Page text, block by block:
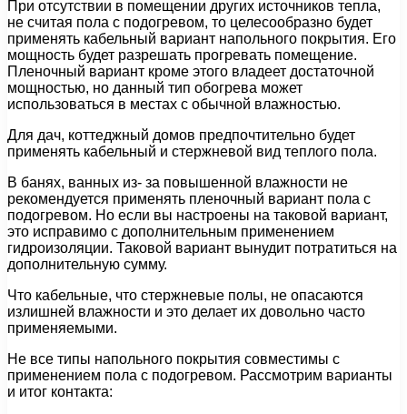
При отсутствии в помещении других источников тепла,
не считая пола с подогревом, то целесообразно будет
применять кабельный вариант напольного покрытия. Его
мощность будет разрешать прогревать помещение.
Пленочный вариант кроме этого владеет достаточной
мощностью, но данный тип обогрева может
использоваться в местах с обычной влажностью.
Для дач, коттеджный домов предпочтительно будет
применять кабельный и стержневой вид теплого пола.
В банях, ванных из- за повышенной влажности не
рекомендуется применять пленочный вариант пола с
подогревом. Но если вы настроены на таковой вариант,
это исправимо с дополнительным применением
гидроизоляции. Таковой вариант вынудит потратиться на
дополнительную сумму.
Что кабельные, что стержневые полы, не опасаются
излишней влажности и это делает их довольно часто
применяемыми.
Не все типы напольного покрытия совместимы с
применением пола с подогревом. Рассмотрим варианты
и итог контакта: